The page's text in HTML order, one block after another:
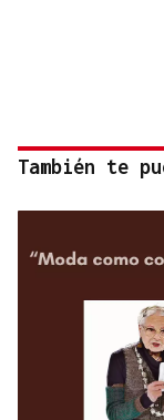
También te